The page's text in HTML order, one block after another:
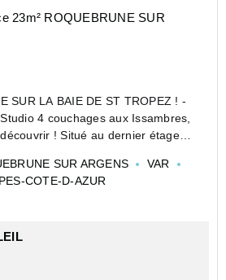
23m² ROQUEBRUNE SUR
SUR LA BAIE DE ST TROPEZ ! -
4 couchages aux Issambres,
! Situé au dernier étage
état est idéal pour un ...
SUR ARGENS
VAR
COTE-D-AZUR